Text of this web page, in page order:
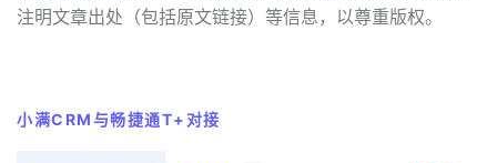
注明文章出处（包括原文链接）等信息，以尊重版权。
小满CRM与畅捷通T+对接